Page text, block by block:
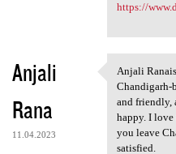
https://
Anjali
Rana
11.04.2023
Anjali
Anjali
Chandigarh-
and friendly,
happy. I
you leave
satisfied.